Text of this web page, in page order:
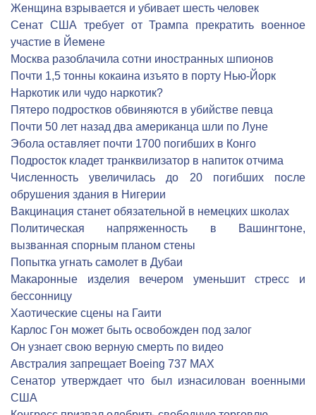
Женщина взрывается и убивает шесть человек
Сенат США требует от Трампа прекратить военное
участие в Йемене
Москва разоблачила сотни иностранных шпионов
Почти 1,5 тонны кокаина изъято в порту Нью-Йорк
Наркотик или чудо наркотик?
Пятеро подростков обвиняются в убийстве певца
Почти 50 лет назад два американца шли по Луне
Эбола оставляет почти 1700 погибших в Конго
Подросток кладет транквилизатор в напиток отчима
Численность увеличилась до 20 погибших после
обрушения здания в Нигерии
Вакцинация станет обязательной в немецких школах
Политическая напряженность в Вашингтоне,
вызванная спорным планом стены
Попытка угнать самолет в Дубаи
Макаронные изделия вечером уменьшит стресс и
бессонницу
Хаотические сцены на Гаити
Карлос Гон может быть освобожден под залог
Он узнает свою верную смерть по видео
Австралия запрещает Boeing 737 MAX
Сенатор утверждает что был изнасилован военными
США